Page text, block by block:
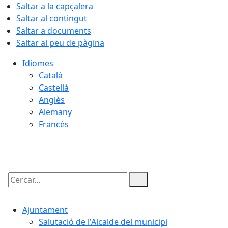
Saltar a la capçalera
Saltar al contingut
Saltar a documents
Saltar al peu de pàgina
Idiomes
Català
Castellà
Anglès
Alemany
Francès
Cercar:
Ajuntament
Salutació de l'Alcalde del municipi